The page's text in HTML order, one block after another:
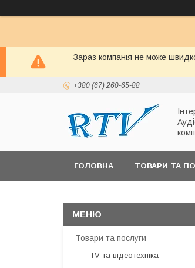
Зараз компанія не може
+380 (67) 260-65-88
ГОЛОВНА ТОВАРИ ТА
Товари та послуги
TV та відеотехніка